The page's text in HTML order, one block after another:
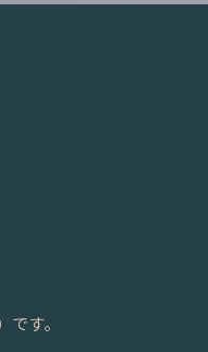
す。